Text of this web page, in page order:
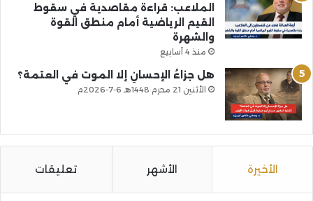
الملاعب: قراءة مقاصدية في سقوط
القيم الرياضية أمام منطق القوة
والشهرة
منذ 4 أسابيع
هل جزاءُ الإحسانِ إلا الموت في العتمة؟
الأثنين 21 محرم 1448هـ 6-7-2026م
الأخيرة الأشهر تعليقات